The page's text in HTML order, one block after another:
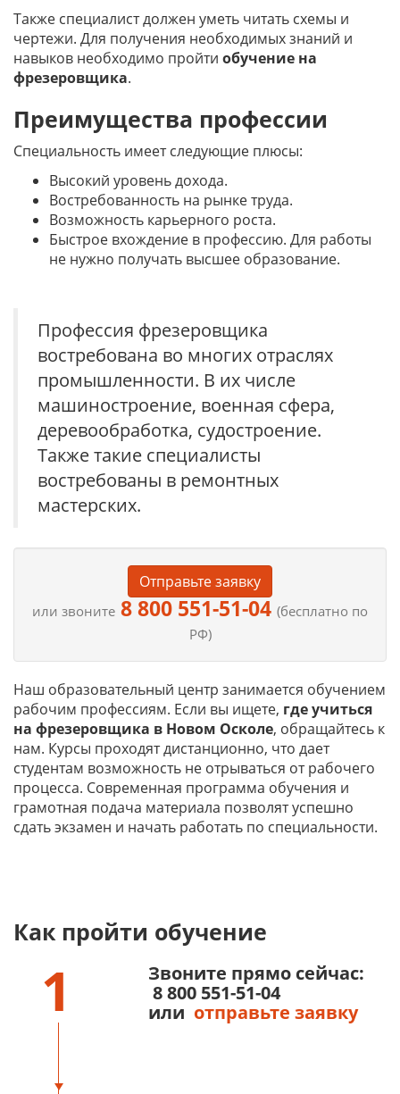
Также специалист должен уметь читать схемы и
чертежи. Для получения необходимых знаний и
навыков необходимо пройти обучение на
фрезеровщика.
Преимущества профессии
Специальность имеет следующие плюсы:
Высокий уровень дохода.
Востребованность на рынке труда.
Возможность карьерного роста.
Быстрое вхождение в профессию. Для работы
не нужно получать высшее образование.
Профессия фрезеровщика
востребована во многих отраслях
промышленности. В их числе
машиностроение, военная сфера,
деревообработка, судостроение.
Также такие специалисты
востребованы в ремонтных
мастерских.
Отправьте заявку
или звоните 8 800 551-51-04 (бесплатно по
РФ)
Наш образовательный центр занимается обучением
рабочим профессиям. Если вы ищете, где учиться
на фрезеровщика в Новом Осколе, обращайтесь к
нам. Курсы проходят дистанционно, что дает
студентам возможность не отрываться от рабочего
процесса. Современная программа обучения и
грамотная подача материала позволят успешно
сдать экзамен и начать работать по специальности.
Как пройти обучение
1
Звоните прямо сейчас:
8 800 551-51-04
или отправьте заявку